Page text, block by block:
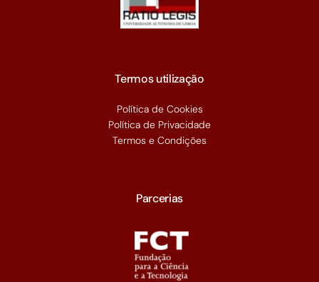
Termos utilização
Política de Cookies
Política de Privacidade
Termos e Condições
Parcerias